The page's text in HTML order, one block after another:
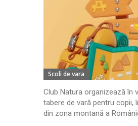
Scoli de vara
Club Natura organizează în
tabere de vară pentru copii,
din zona montană a